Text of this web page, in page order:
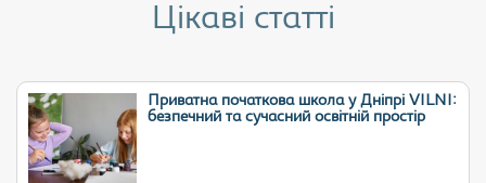
Цікаві статті
Приватна початкова школа у Дніпрі VILNI:
безпечний та сучасний освітній простір